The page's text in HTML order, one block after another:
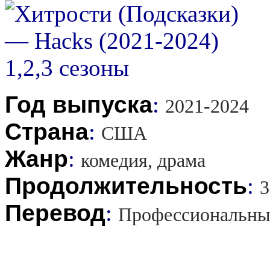
Год выпуска: 2021-2024
Страна: США
Жанр: комедия, драма
Продолжительность:
Перевод: